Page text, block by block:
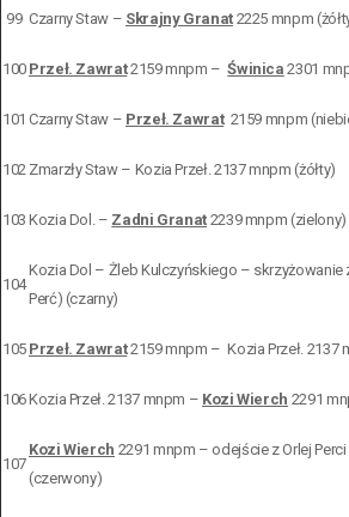
99 Czarny Staw – Skrajny Granat2225 mnpm
100 Przeł. Zawrat2159 mnpm –Świnica 2301
101 Czarny Staw – Przeł. Zawrat2159 mnpm
102 Zmarzły Staw – Kozia Przeł. 2137 mnpm (żółty)
103 Kozia Dol. – Zadni Granat 2239 mnpm (zielony)
104
Kozia Dol – Żleb Kulczyńskiego – skrzyżowanie
Perć) (czarny)
105 Przeł. Zawrat2159 mnpm – Kozia Przeł. 2137
106Kozia Przeł. 2137 mnpm – Kozi Wierch 2291
107
Kozi Wierch 2291 mnpm – odejście z Orlej
(czerwony)